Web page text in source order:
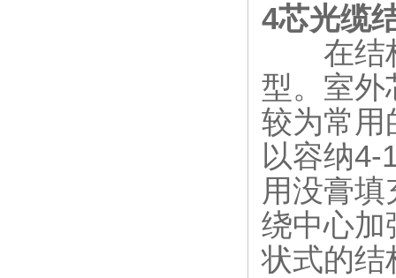
4芯光缆
在结构
型。室外
较为常用
以容纳4-
用没膏
绕中心加
状式的结